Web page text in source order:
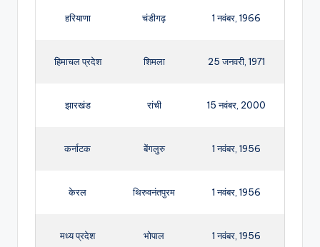
हरियाणा चंडीगढ़ 1 नवंबर, 1966
हिमाचल प्रदेश शिमला 25 जनवरी, 1971
झारखंड रांची 15 नवंबर, 2000
कर्नाटक बेंगलुरु 1 नवंबर, 1956
केरल थिरुवनंतपुरम 1 नवंबर, 1956
मध्य प्रदेश भोपाल 1 नवंबर, 1956